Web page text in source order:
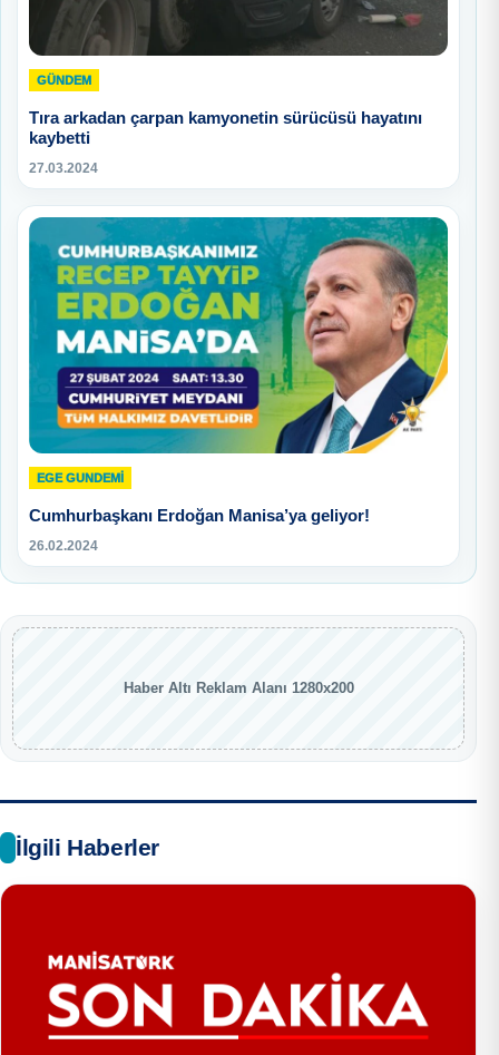
GÜNDEM
Tıra arkadan çarpan kamyonetin sürücüsü hayatını
kaybetti
27.03.2024
EGE GUNDEMİ
Cumhurbaşkanı Erdoğan Manisa’ya geliyor!
26.02.2024
Haber Altı Reklam Alanı 1280x200
İlgili Haberler